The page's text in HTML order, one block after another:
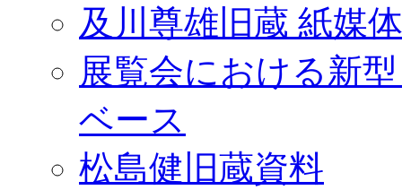
及川尊雄旧蔵 紙媒
展覧会における新
ベース
松島健旧蔵資料